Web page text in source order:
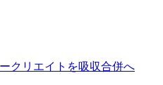
クリエイトを吸収合併へ